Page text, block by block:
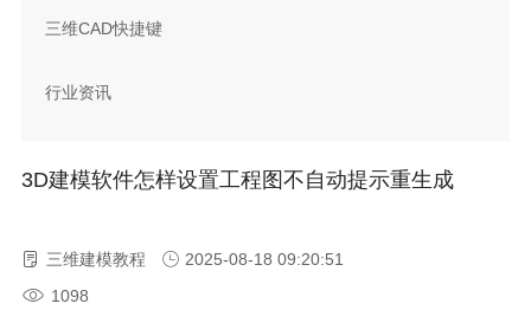
三维CAD快捷键
行业资讯
3D建模软件怎样设置工程图不自动提示重生成
三维建模教程
2025-08-18 09:20:51
1098